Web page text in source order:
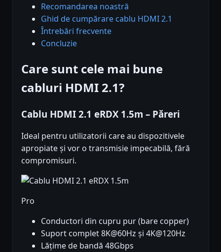
Recomandarea noastră
Ghid de cumpărare cablu HDMI 2.1
Întrebări frecvente
Concluzie
Care sunt cele mai bune
cabluri HDMI 2.1?
Cablu HDMI 2.1 eRDX 1.5m – Păreri
Ideal pentru utilizatorii care au dispozitivele
apropiate și vor o transmisie impecabilă, fără
compromisuri.
Pro
Conductori din cupru pur (bare copper)
Suport complet 8K@60Hz și 4K@120Hz
Lățime de bandă 48Gbps